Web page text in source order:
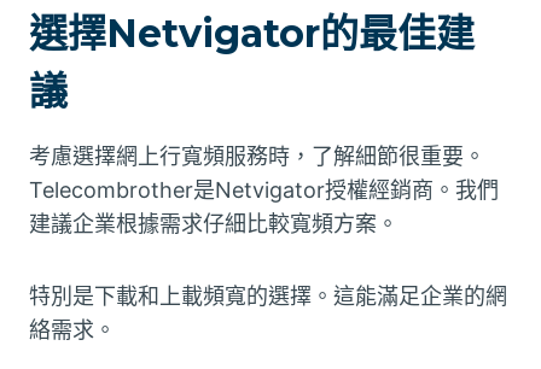
選擇Netvigator的最佳建
議
考慮選擇網上行寬頻服務時，了解細節很重要。
Telecombrother是Netvigator授權經銷商。我們
建議企業根據需求仔細比較寬頻方案。
特別是下載和上載頻寬的選擇。這能滿足企業的網
絡需求。